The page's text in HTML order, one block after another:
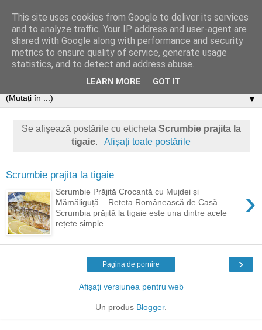
▼
Se afișează postările cu eticheta Scrumbie prajita la
tigaie. Afișați toate postările
Scrumbie prajita la tigaie
›
Scrumbie Prăjită Crocantă cu Mujdei și
Mămăliguță – Rețeta Românească de Casă
Scrumbia prăjită la tigaie este una dintre acele
rețete simple...
›
Pagina de pornire
Afișați versiunea pentru web
Un produs Blogger.
This site uses cookies from Google to deliver its services
and to analyze traffic. Your IP address and user-agent are
shared with Google along with performance and security
metrics to ensure quality of service, generate usage
statistics, and to detect and address abuse.
LEARN MORE GOT IT